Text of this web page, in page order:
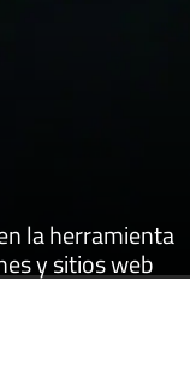
la herramienta
y sitios web